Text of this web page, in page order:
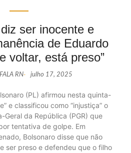
ser inocente e
de Eduardo
voltar, está preso”
RN- julho 17, 2025
(PL) afirmou nesta quinta-
e classificou como “injustiça” o
Geral da República (PGR) que
tentativa de golpe. Em
Bolsonaro disse que não
ser preso e defendeu que o filho